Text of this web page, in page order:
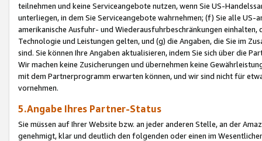
teilnehmen und keine Serviceangebote nutzen, wenn Sie US-
unterliegen, in dem Sie Serviceangebote wahrnehmen; (f) Sie alle
amerikanische Ausfuhr- und Wiederausfuhrbeschränkungen
Technologie und Leistungen gelten, und (g) die Angaben, die Sie im
sind. Sie können Ihre Angaben aktualisieren, indem Sie sich über die
Wir machen keine Zusicherungen und übernehmen keine
mit dem Partnerprogramm erwarten können, und wir sind nicht für
vornehmen.
5.Angabe Ihres Partner-Status
Sie müssen auf Ihrer Website bzw. an jeder anderen Stelle, an der
genehmigt, klar und deutlich den folgenden oder einen im